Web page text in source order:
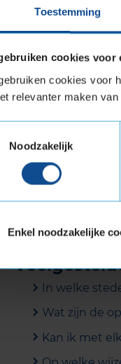
Toestemming
cookies voor
cookies voor
relevanter maken
Noodzakelijk
Enkel noodzakelijke
In welke
Wat zijn de
Kan ik met